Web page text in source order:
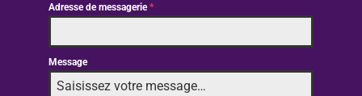
Adresse de messagerie*
Message